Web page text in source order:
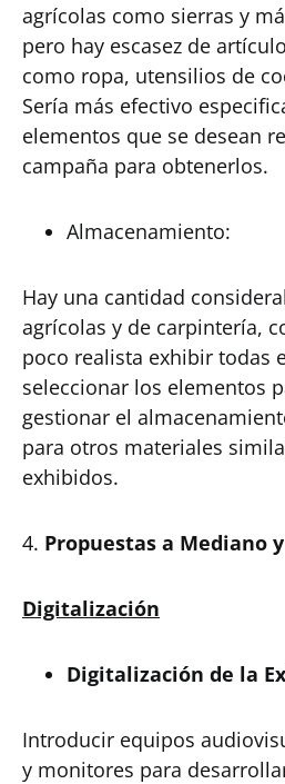
agrícolas como sierras y
pero hay escasez de
como ropa, utensilios de
Sería más efectivo
elementos que se desean
campaña para obtenerlos.
Almacenamiento:
Hay una cantidad
agrícolas y de carpintería,
poco realista exhibir todas
seleccionar los elementos
gestionar el
para otros materiales
exhibidos.
4. Propuestas a Mediano
Digitalización
Digitalización de la
Introducir equipos
y monitores para